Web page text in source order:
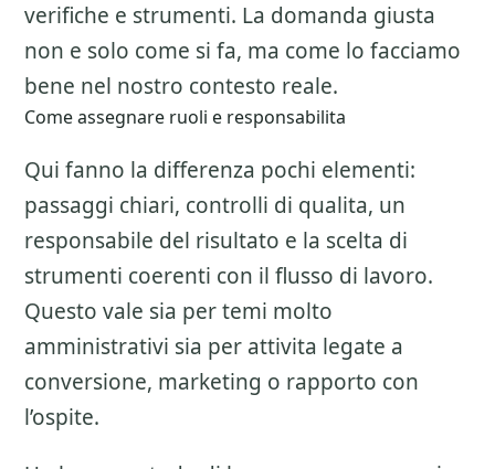
verifiche e strumenti. La domanda giusta
non e solo come si fa, ma come lo facciamo
bene nel nostro contesto reale.
Come assegnare ruoli e responsabilita
Qui fanno la differenza pochi elementi:
passaggi chiari, controlli di qualita, un
responsabile del risultato e la scelta di
strumenti coerenti con il flusso di lavoro.
Questo vale sia per temi molto
amministrativi sia per attivita legate a
conversione, marketing o rapporto con
l’ospite.